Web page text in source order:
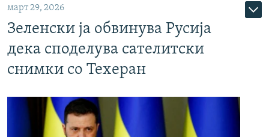
март 29, 2026
Зеленски ја обвинува Русија
дека споделува сателитски
снимки со Техеран